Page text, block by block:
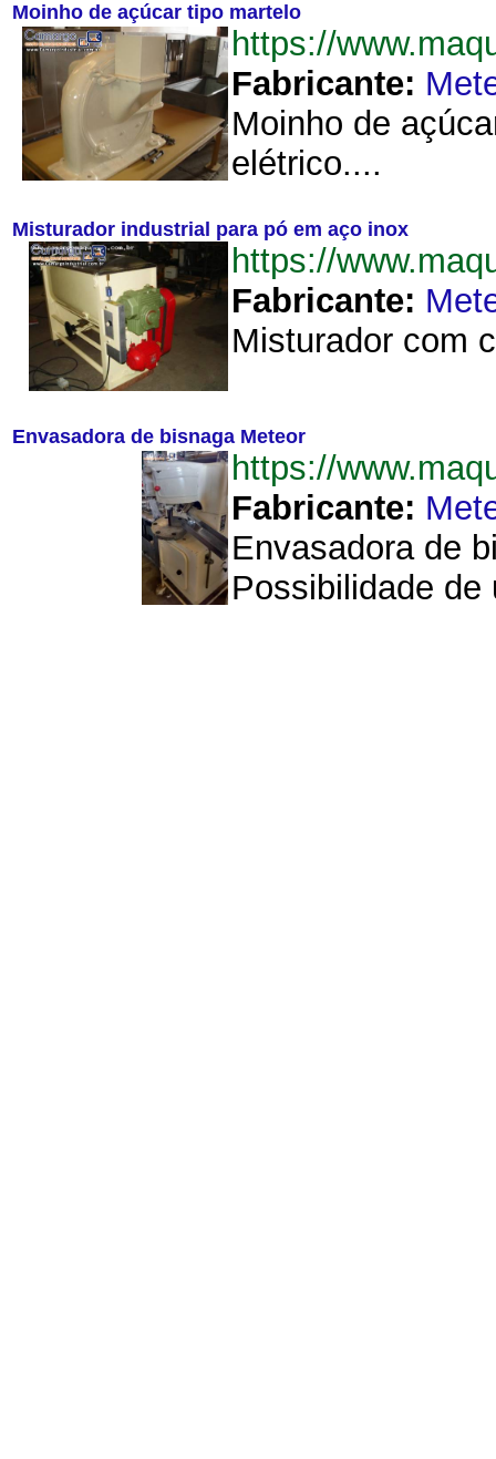
Moinho de açúcar tipo martelo
https://
Fabricante:
Moinho de
elétrico....
Misturador industrial para pó em aço inox
https://
Fabricante:
Misturador com
Envasadora de bisnaga Meteor
https://
Fabricante:
Envasadora de
Possibilidade de